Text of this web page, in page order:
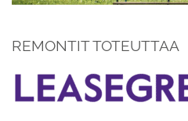
REMONTIT TOTEUTTAA